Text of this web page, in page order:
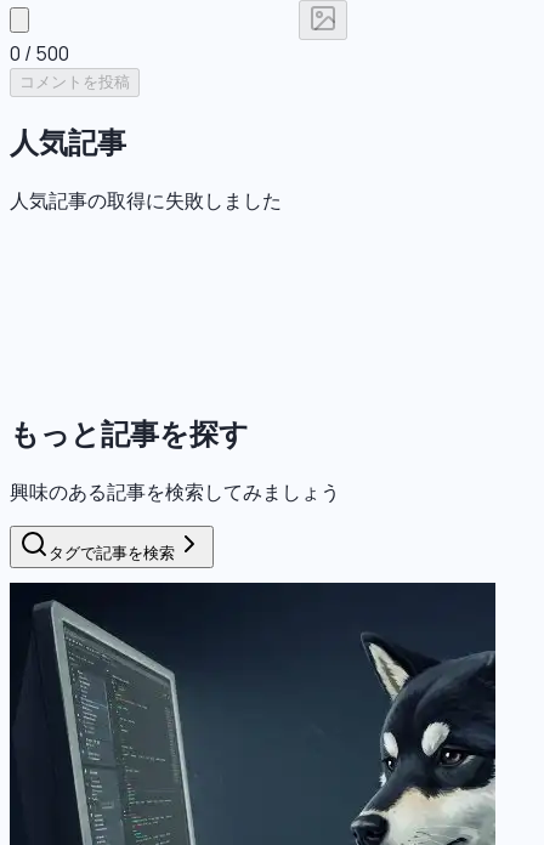
0 / 500
コメントを投稿
人気記事
人気記事の取得に失敗しました
もっと記事を探す
興味のある記事を検索してみましょう
タグで記事を検索